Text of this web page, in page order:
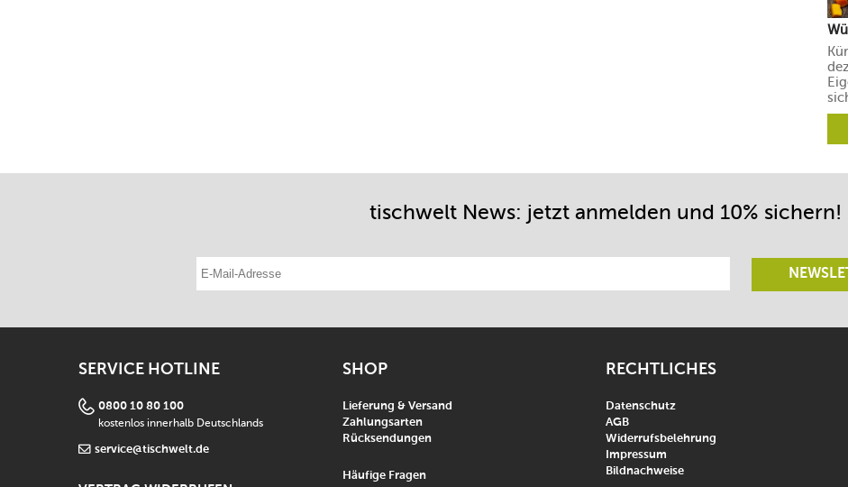
tischwelt News: jetzt anmelden und 10% sichern!
SERVICE HOTLINE
0800 10 80 100
kostenlos innerhalb Deutschlands
service@tischwelt.de
SHOP
Lieferung & Versand
Zahlungsarten
Rücksendungen
Häufige Fragen
RECHTLICHES
Datenschutz
AGB
Widerrufsbelehrung
Impressum
Bildnachweise